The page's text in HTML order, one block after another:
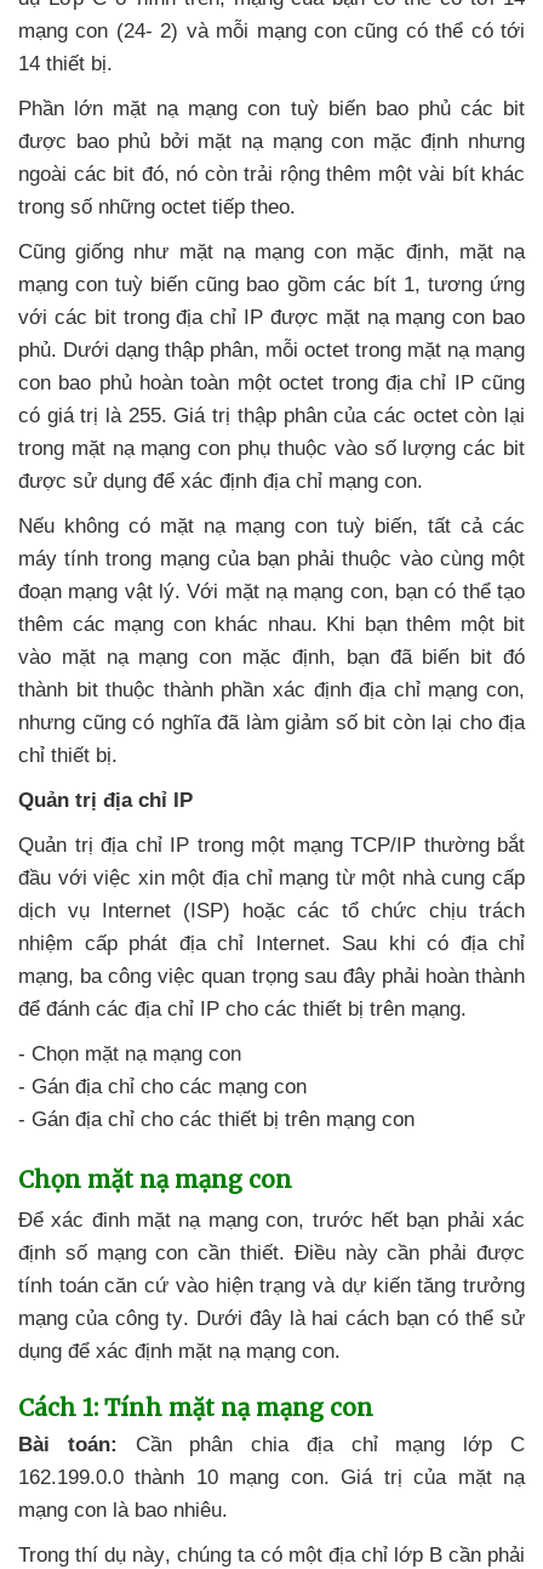
mạng con (24- 2) và mỗi mạng concũng có thể có tới
14 thiết bị.
Phần lớn mặt nạ mạng con tuỳ biến bao phủ các bit
được bao phủ bởi mặt nạ mạng con mặc định nhưng
ngoài các bit đó, nó còn trải rộng thêm một vài bít khác
trong số những octet tiếp theo.
Cũng giống như mặt nạ mạng con mặc định, mặt nạ
mạng con tuỳ biếncũng bao gồm các bít 1, tương ứng
với các bit trong địa chỉ IP được mặt nạ mạng con bao
phủ. Dưới dạng thập phân, mỗi octet trong mặt nạ mạng
con bao phủ hoàn toàn một octet trong địa chỉ IP cũng
có giá trị là 255. Giá trị thập phâncủa các octet còn lại
trong mặt nạ mạng con phụ thuộc vào số lượngcác bit
được sử dụng để xác định địa chỉ mạng con.
Nếu không có mặt nạ mạng con tuỳ biến, tất cả các
máy tính trong mạng của bạn phải thuộc vào cùng một
đoạn mạng vật lý. Với mặt nạ mạng con, bạncó thể tạo
thêm các mạng con khác nhau. Khi bạn thêm một bit
vào mặt nạ mạng con mặc định, bạn đã biến bit đó
thành bit thuộc thành phần xác định địa chỉ mạng con,
nhưng cũng có nghĩa đã làm giảm số bit còn lại cho địa
chỉ thiết bị.
Quản trị địa chỉ IP
Quản trị địa chỉ IP trong một mạng TCP/IP thường bắt
đầu với việc xin một địa chỉ mạng từ một nhà cung cấp
dịch vụ Internet (ISP) hoặccác tổ chức chịu trách
nhiệm cấp phát địa chỉ Internet. Sau khi có địa chỉ
mạng, ba công việc quan trọng sau đây phải hoàn thành
để đánh các địa chỉ IP cho các thiết bị trên mạng.
- Chọn mặt nạ mạng con
- Gán địa chỉ cho các mạng con
- Gán địa chỉ cho các thiết bị trên mạng con
Chọn mặt nạ mạng con
Để xác đinh mặt nạ mạng con, trước hết bạn phải xác
định số mạng con cần thiết. Điều này cần phải được
tính toán căn cứ vào hiện trạngvà dự kiến tăng trưởng
mạng của công ty. Dưới đây là hai cách bạncó thể sử
dụng để xác định mặt nạ mạng con.
Cách 1: Tính mặt nạ mạng con
Bài toán: Cần phân chia địa chỉ mạng lớp C
162.199.0.0 thành 10 mạng con. Giá trịcủa mặt nạ
mạng con là bao nhiêu.
Trong thí dụ này, chúng ta có một địa chỉ lớp B cần phải